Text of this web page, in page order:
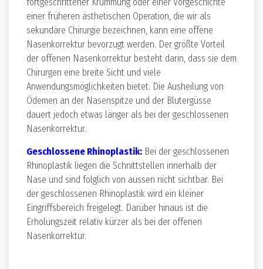
einer früheren ästhetischen Operation, die wir als
sekundäre Chirurgie bezeichnen, kann eine offene
Nasenkorrektur bevorzugt werden. Der größte Vorteil
der offenen Nasenkorrektur besteht darin, dass sie dem
Chirurgen eine breite Sicht und viele
Anwendungsmöglichkeiten bietet. Die Ausheilung von
Ödemen an der Nasenspitze und der Blutergüsse
dauert jedoch etwas länger als bei der geschlossenen
Nasenkorrektur.
Geschlossene Rhinoplastik: Bei der geschlossenen
Rhinoplastik liegen die Schnittstellen innerhalb der
Nase und sind folglich von aussen nicht sichtbar. Bei
der geschlossenen Rhinoplastik wird ein kleiner
Eingriffsbereich freigelegt. Darüber hinaus ist die
Erholungszeit relativ kürzer als bei der offenen
Nasenkorrektur.